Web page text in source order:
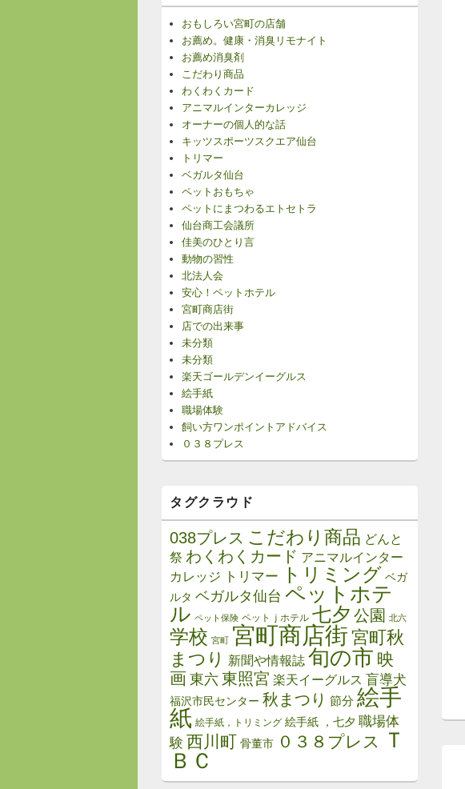
おもしろい宮町の店舗
お薦め。健康・消臭リモナイト
お薦め消臭剤
こだわり商品
わくわくカード
アニマルインターカレッジ
オーナーの個人的な話
キッツスポーツスクエア仙台
トリマー
ベガルタ仙台
ペットおもちゃ
ペットにまつわるエトセトラ
仙台商工会議所
佳美のひとり言
動物の習性
北法人会
安心！ペットホテル
宮町商店街
店での出来事
未分類
未分類
楽天ゴールデンイーグルス
絵手紙
職場体験
飼い方ワンポイントアドバイス
０３８プレス
タグクラウド
038プレス こだわり商品 どんと
祭 わくわくカード アニマルインター
カレッジ
トリマー トリミング ベガ
ルタ ベガルタ仙台 ペットホテ
ル ペット保険 ペットｊホテル 七夕 公園 北六
学校 宮町 宮町商店街 宮町秋
まつり
新聞や情報誌 旬の市 映
画 東六 東照宮 楽天イーグルス 盲導犬
福沢市民センター 秋まつり 節分 絵手
紙 絵手紙，トリミング 絵手紙 ，七夕 職場体
験 西川町 骨董市 ０３８プレス
Ｔ
ＢＣ